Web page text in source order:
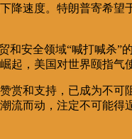
速度。特朗普寄希望
安全领域“喊打喊杀”
，美国对世界颐指气
赏和支持，已成为不
流而动，注定不可能得